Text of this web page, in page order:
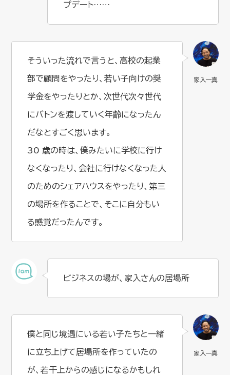
プデート……
そういった流れで言うと、高校の起業
部で顧問をやったり、若い子向けの奨
学金をやったりとか、次世代次々世代
にバトンを渡していく年齢になったん
だなとすごく思います。
30 歳の時は、僕みたいに学校に行け
なくなったり、会社に行けなくなった人
のためのシェアハウスをやったり、第三
の場所を作ることで、そこに自分もい
る感覚だったんです。
ビジネスの場が、家入さんの居場所
僕と同じ境遇にいる若い子たちと一緒
に立ち上げて居場所を作っていたの
が、若干上からの感じになるかもしれ